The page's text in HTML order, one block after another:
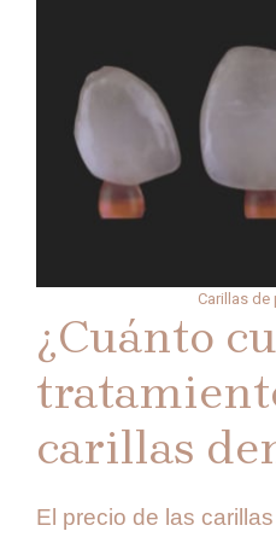
Carillas de
¿Cuánto
carillas
El precio de las